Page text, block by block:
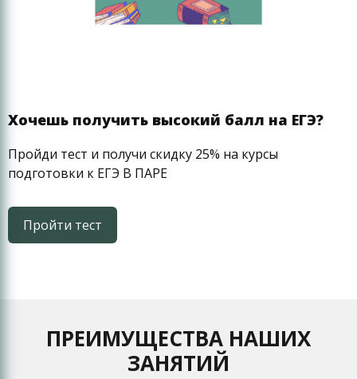
Хочешь получить высокий балл на ЕГЭ?
Пройди тест и получи скидку 25% на курсы
подготовки к ЕГЭ В ПАРЕ
Пройти тест
ПРЕИМУЩЕСТВА НАШИХ
ЗАНЯТИЙ